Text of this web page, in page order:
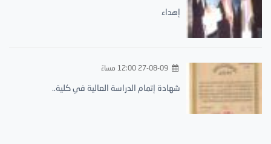
إهداء
27-08-09 12:00 مساءً
شهادة إتمام الدراسة العالية في كلية..